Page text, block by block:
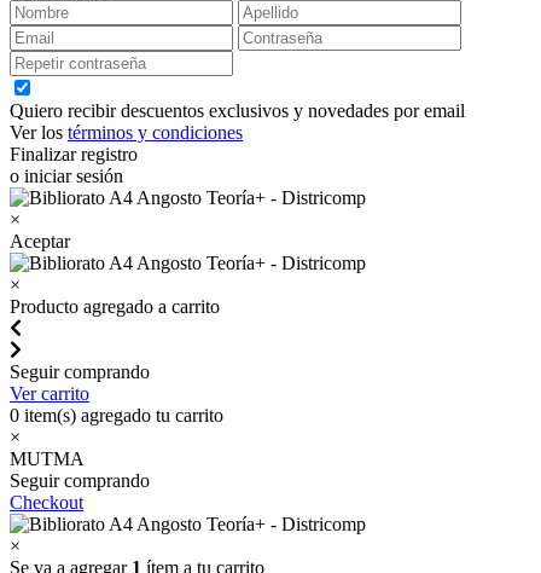
Quiero recibir descuentos exclusivos y novedades por email
Ver los términos y condiciones
Finalizar registro
o iniciar sesión
×
Aceptar
×
Producto agregado a carrito
Seguir comprando
Ver carrito
0 item(s) agregado tu carrito
×
MUTMA
Seguir comprando
Checkout
×
Se va a agregar 1 ítem a tu carrito